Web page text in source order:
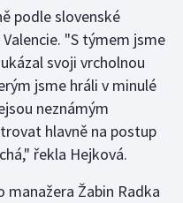
podle slovenské
"S týmem jsme
svoji vrcholnou
jsme hráli v minulé
neznámým
hlavně na postup
řekla Hejková.
manažera Žabin Radka